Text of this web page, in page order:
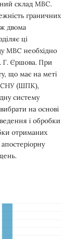
склад МВС.
граничних
двома
ці
МВС необхідно
Г. Єршова. При
що має на меті
ШСНУ (ШПК),
систему
на основі
і обробки
отриманих